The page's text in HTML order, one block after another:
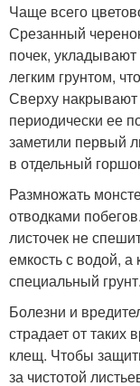
Чаще всего
Срезанный
почек,
легким грунтом,
Сверху
периодически ее
заметили первый
в отдельный
Размножать
отводками
листочек не
емкость с водой, а
специальный грунт.
Болезни и
страдает от таких
клещ. Чтобы
за чистотой